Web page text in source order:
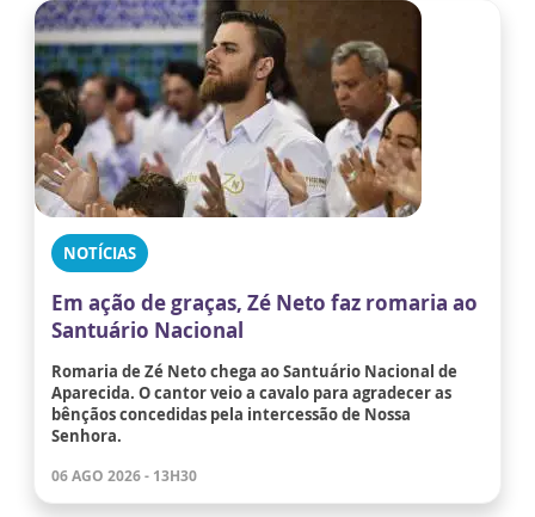
NOTÍCIAS
Em ação de graças, Zé Neto faz romaria ao
Santuário Nacional
Romaria de Zé Neto chega ao Santuário Nacional de
Aparecida. O cantor veio a cavalo para agradecer as
bênçãos concedidas pela intercessão de Nossa
Senhora.
06 AGO 2026 - 13H30